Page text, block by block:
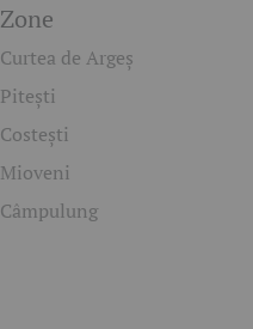
Zone
Curtea de Argeș
Pitești
Costești
Mioveni
Câmpulung